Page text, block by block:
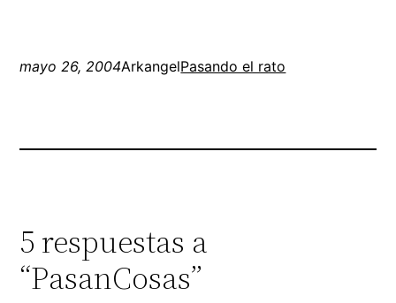
mayo 26, 2004ArkangelPasando el rato
5 respuestas a
“PasanCosas”